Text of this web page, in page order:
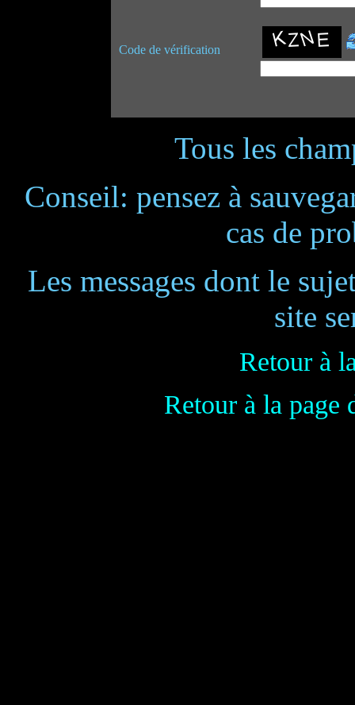
Code de vérification
Tous les
Conseil: pensez à
cas de
Les messages dont le
site
Retour à
Retour à la page